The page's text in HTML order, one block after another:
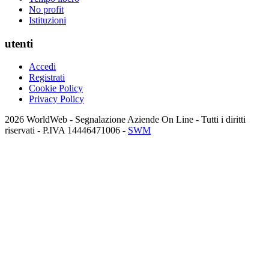
No profit
Istituzioni
utenti
Accedi
Registrati
Cookie Policy
Privacy Policy
2026 WorldWeb - Segnalazione Aziende On Line - Tutti i diritti
riservati - P.IVA 14446471006 - SWM